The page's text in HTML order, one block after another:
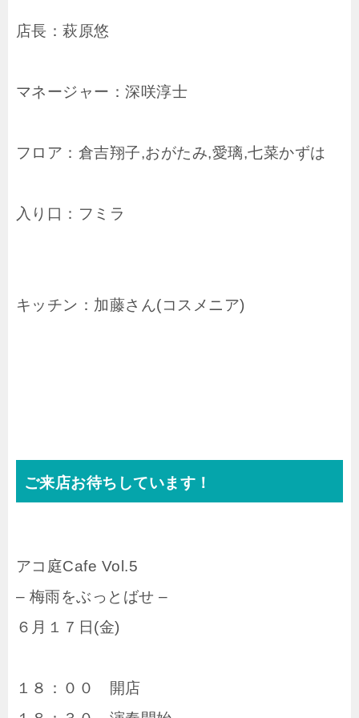
店長：萩原悠
マネージャー：深咲淳士
フロア：倉吉翔子,おがたみ,愛璃,七菜かずは
入り口：フミラ
キッチン：加藤さん(コスメニア)
ご来店お待ちしています！
アコ庭Cafe Vol.5
– 梅雨をぶっとばせ –
６月１７日(金)
１８：００ 開店